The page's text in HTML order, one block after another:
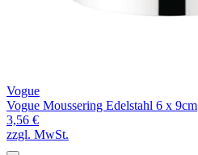
Vogue
Vogue Moussering Edelstahl 6 x 9cm
3,56 €
zzgl. MwSt.